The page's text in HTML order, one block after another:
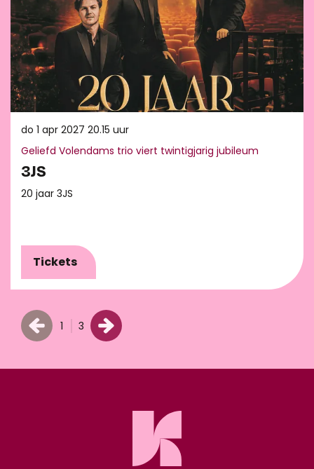
3JS
20 jaar 3JS
Geliefd Volendams trio viert twintigjarig jubileum
do 1 apr 2027 20.15 uur
Tickets
1 3